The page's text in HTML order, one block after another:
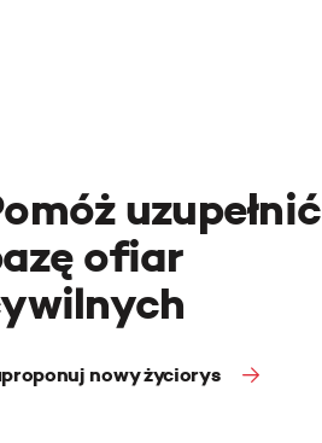
uzupełnić
ofiar
nowy życiorys